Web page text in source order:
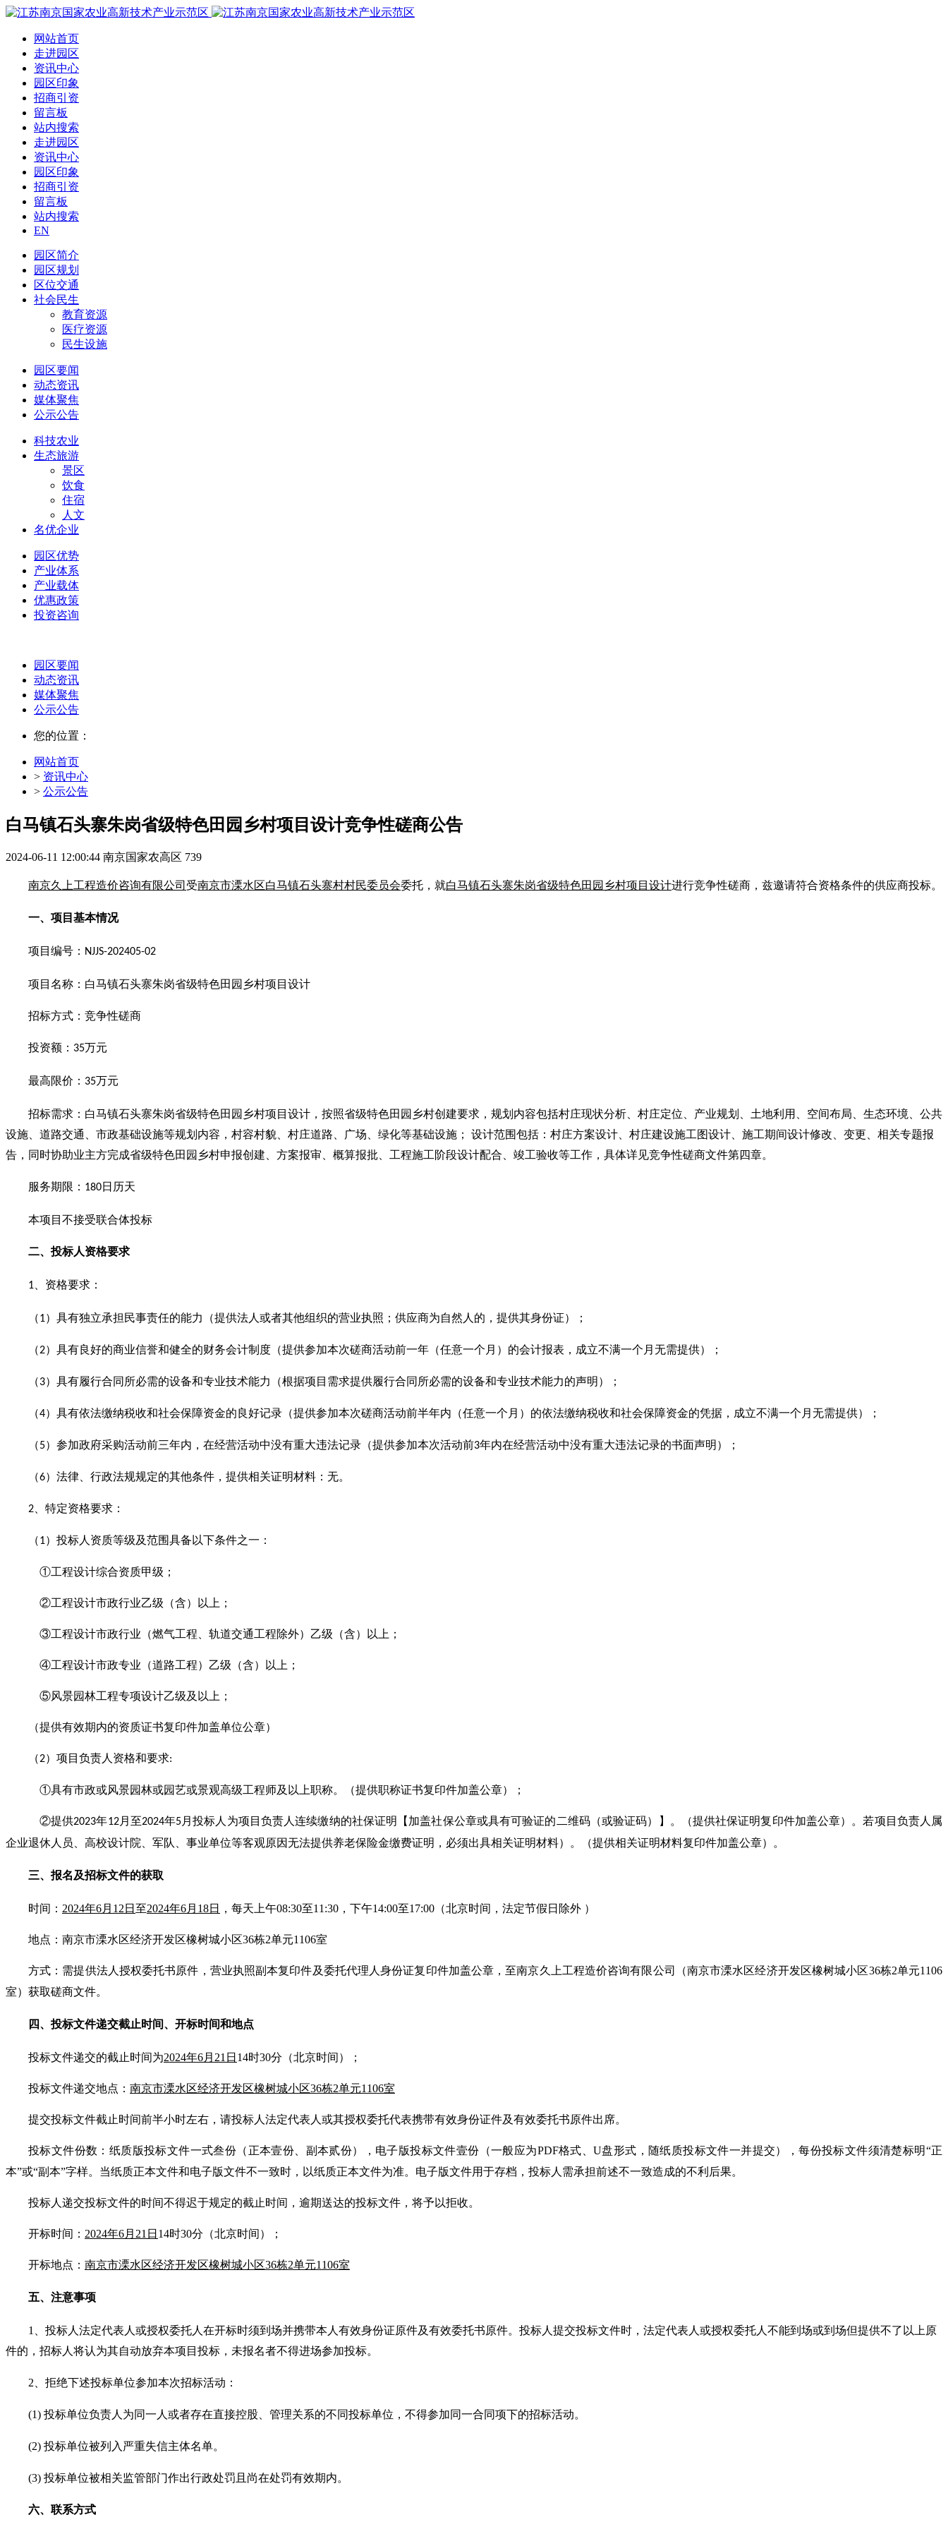
网站首页
走进园区
资讯中心
园区印象
招商引资
留言板
站内搜索
走进园区
资讯中心
园区印象
招商引资
留言板
站内搜索
EN
园区简介
园区规划
区位交通
社会民生
教育资源
医疗资源
民生设施
园区要闻
动态资讯
媒体聚焦
公示公告
科技农业
生态旅游
景区
饮食
住宿
人文
名优企业
园区优势
产业体系
产业载体
优惠政策
投资咨询
园区要闻
动态资讯
媒体聚焦
公示公告
您的位置：
网站首页
> 资讯中心
> 公示公告
白马镇石头寨朱岗省级特色田园乡村项目设计竞争性磋商公告
2024-06-11 12:00:44 南京国家农高区 739
南京久上工程造价咨询有限公司 受南京市溧水区白马镇石头寨村村民委员会委托，就白马镇石头寨朱岗省级特色田园乡村项目设计进行竞争性磋商，兹邀请符合资格条件的供应商投标。
一、 项目基本情况
项目编号： NJJS-202405-02
项目名称：白马镇石头寨朱岗省级特色田园乡村项目设计
招标方式：竞争性磋商
投资额： 35万元
最高限价： 35万元
招标需求：白马镇石头寨朱岗省级特色田园乡村项目设计，按照省级特色田园乡村创建要求，规划内容包括村庄现状分析、村庄定位、产业规划、土地利用、空间布局、生态环境、公共
设施、道路交通、市政基础设施等规划内容，村容村貌、村庄道路、广场、绿化等基础设施；
设计范围包括：村庄方案设计、村庄建设施工图设计、施工期间设计修改、变更、相关专题报
告，同时协助业主方完成省级特色田园乡村申报创建、方案报审、概算报批、工程施工阶段设计配合、竣工验收等工作，具体详见竞争性磋商文件第四章。
服务期限： 180日历天
本项目不接受联合体投标
二、投标人资格要求
1 、资格要求：
（1）具有独立承担民事责任的能力（提供法人或者其他组织的营业执照；供应商为自然人的，提供其身份证）；
（2）具有良好的商业信誉和健全的财务会计制度（提供参加本次磋商活动前一年 （任意一个月） 的会计报表，成立不满一个月无需提供）；
（3）具有履行合同所必需的设备和专业技术能力（根据项目需求提供履行合同所必需的设备和专业技术能力的声明）；
（4）具有依法缴纳税收和社会保障资金的良好记录（提供参加本次磋商活动前半年内 （任意一个月）的依法缴纳税收和社会保障资金的凭据，成立不满一个月无需提供）；
（5）参加政府采购活动前三年内，在经营活动中没有重大违法记录（提供参加本次活动前3年内在经营活动中没有重大违法记录的书面声明）；
（6）法律、行政法规规定的其他条件，提供相关证明材料：无。
2 、特定资格要求：
（1）投标人资质等级及范围具备以下条件之一：
①工程设计综合资质甲级；
②工程设计市政行业乙级（含）以上；
③工程设计市政行业（燃气工程、轨道交通工程除外）乙级（含）以上；
④工程设计市政专业（道路工程）乙级（含）以上；
⑤风景园林工程专项设计乙级及以上；
（提供有效期内的资质证书复印件加盖单位公章）
（2）项目负责人资格和要求:
①具有市政或风景园林或园艺或景观高级工程师及以上职称。（提供职称证书复印件加盖公章）；
②提供2023年12月至2024年5月投标人为项目负责人连续缴纳的社保证明【加盖社保公章或具有可验证的二维码（或验证码）】。（提供社保证明复印件加盖公章）。若项目负责人属
企业退休人员、高校设计院、军队、事业单位等客观原因无法提供养老保险金缴费证明，必须出具相关证明材料）。（提供相关证明材料复印件加盖公章）。
三、 报名及招标文件的获取
时间： 2024年6月12日 至2024年6月18日 ，每天上午08:30至11:30，下午14:00至17:00（北京时间，法定节假日除外 ）
地点：南京市溧水区经济开发区橡树城小区36栋2单元1106室
方式：需提供法人授权委托书原件，营业执照副本复印件及委托代理人身份证复印件加盖公章，至南京久上工程造价咨询有限公司（南京市溧水区经济开发区橡树城小区36栋2单元1106
室）获取磋商文件。
四、投标文件递交截止时间、开标时间和地点
投标文件递交的截止时间为2024年6月 21 日 14时30分（北京时间）；
投标文件递交地点： 南京市溧水区经济开发区橡树城小区36栋2单元1106室
提交投标文件截止时间前半小时左右，请投标人 法定代表人或其授权委托代表携带有效身份证件及有效委托书原件出席。
投标文件份数：纸质版投标文件一式叁份（正本壹份、副本贰份），电子版投标文件壹份（一般应为PDF格式、U盘形式，随纸质投标文件一并提交），每份投标文件须清楚标明“正
本”或“副本”字样。当纸质正本文件和电子版文件不一致时，以纸质正本文件为准。电子版文件用于存档，投标人需承担前述不一致造成的不利后果。
投标人递交投标文件的时间不得迟于规定的截止时间，逾期送达的投标文件，将予以拒收。
开标时间： 2024年6月 21 日 14时30分（北京时间）；
开标地点： 南京市溧水区经济开发区橡树城小区36栋2单元1106室
五、注意事项
1、投标人法定代表人或授权委托人在开标时须到场并携带本人有效身份证原件及有效委托书原件。投标人提交投标文件时，法定代表人或授权委托人不能到场或到场但提供不了以上原
件的，招标人将认为其自动放弃本项目投标，未报名者不得进场参加投标。
2、拒绝下述投标单位参加本次招标活动：
(1) 投标单位负责人为同一人或者存在直接控股、管理关系的不同投标单位，不得参加同一合同项下的招标活动。
(2) 投标单位被列入严重失信主体名单。
(3) 投标单位被相关监管部门作出行政处罚且尚在处罚有效期内。
六、联系方式